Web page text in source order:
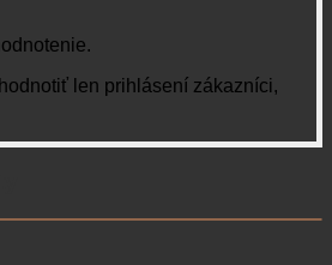
len prihlásení zákazníci,